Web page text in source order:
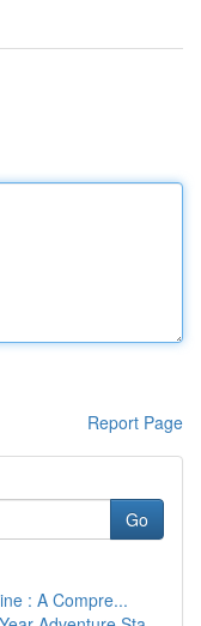
Report Page
Go
: A Compre...